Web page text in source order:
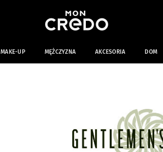
MAKE-UP MĘŻCZYZNA AKCESORIA DOM